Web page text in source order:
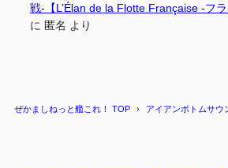
戦-【L’Élan de la Flotte Française -フラ
に 匿名 より
ぜかましねっと艦これ！ TOP アイアンボトムサウ